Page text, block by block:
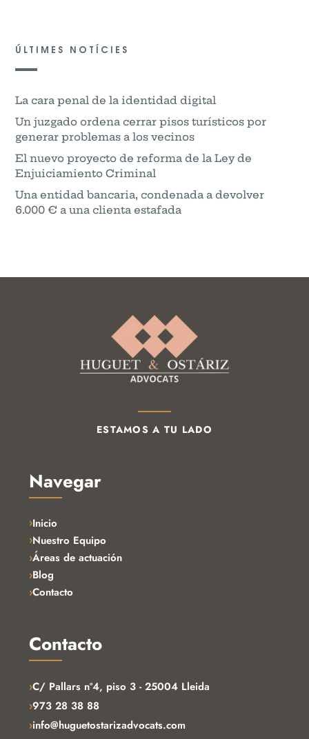
ÚLTIMES NOTÍCIES
La cara penal de la identidad digital
Un juzgado ordena cerrar pisos turísticos por
generar problemas a los vecinos
El nuevo proyecto de reforma de la Ley de
Enjuiciamiento Criminal
Una entidad bancaria, condenada a devolver
6.000 € a una clienta estafada
ESTAMOS A TU LADO
Navegar
Inicio
Nuestro Equipo
Áreas de actuación
Blog
Contacto
Contacto
›C/ Pallars nº4, piso 3 - 25004 Lleida
›973 28 38 88
›info@huguetostarizadvocats.com